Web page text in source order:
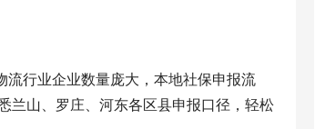
行业企业数量庞大，本地社保申报流
兰山、罗庄、河东各区县申报口径，轻松